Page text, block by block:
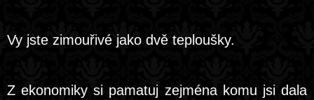
Vy jste zimouřivé jako dvě teploušky.
Z ekonomiky si pamatuj zejména komu jsi dala